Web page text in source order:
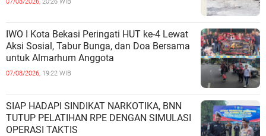
IWO I Kota Bekasi Peringati HUT ke-4 Lewat
Aksi Sosial, Tabur Bunga, dan Doa Bersama
untuk Almarhum Anggota
07/08/2026, 19:22 WIB
SIAP HADAPI SINDIKAT NARKOTIKA, BNN
TUTUP PELATIHAN RPE DENGAN SIMULASI
OPERASI TAKTIS